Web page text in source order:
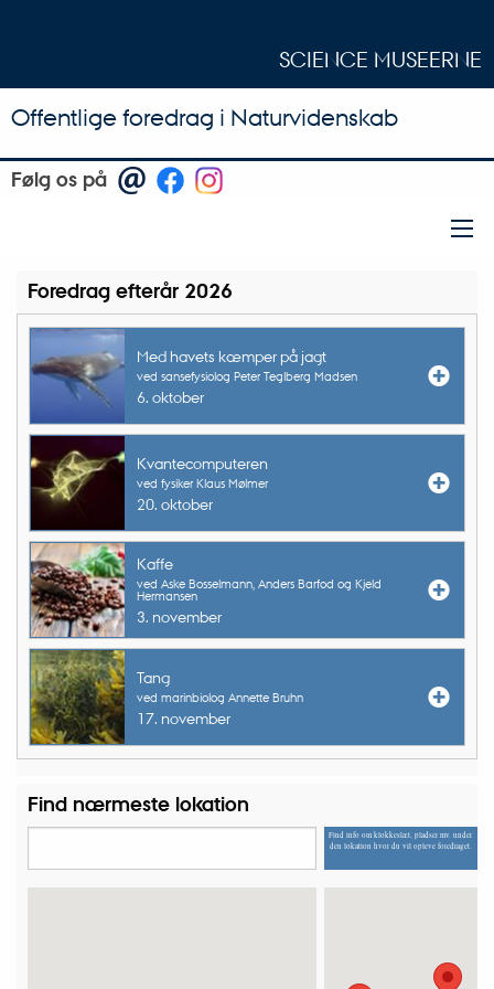
SCIENCE MUSEERNE
Offentlige foredrag i Naturvidenskab
Følg os på
Foredrag efterår 2026
Med havets kæmper på jagt
ved sansefysiolog Peter Teglberg Madsen
6. oktober
Kvantecomputeren
ved fysiker Klaus Mølmer
20. oktober
Kaffe
ved Aske Bosselmann, Anders Barfod og Kjeld
Hermansen
3. november
Tang
ved marinbiolog Annette Bruhn
17. november
Find nærmeste lokation
Find info om klokkeslæt, pladser mv. under
den lokation hvor du vil opleve foredraget.